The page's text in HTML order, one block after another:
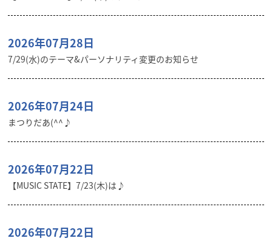
2026年07月28日
7/29(水)のテーマ&パーソナリティ変更のお知らせ
2026年07月24日
まつりだあ(^^♪
2026年07月22日
【MUSIC STATE】7/23(木)は♪
2026年07月22日